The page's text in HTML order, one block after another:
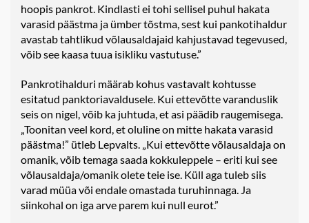
hoopis pankrot. Kindlasti ei tohi sellisel puhul hakata
varasid päästma ja ümber tõstma, sest kui pankotihaldur
avastab tahtlikud võlausaldajaid kahjustavad tegevused,
võib see kaasa tuua isikliku vastutuse.”
Pankrotihalduri määrab kohus vastavalt kohtusse
esitatud panktoriavaldusele. Kui ettevõtte varanduslik
seis on nigel, võib ka juhtuda, et asi päädib raugemisega.
„Toonitan veel kord, et oluline on mitte hakata varasid
päästma!” ütleb Lepvalts. „Kui ettevõtte võlausaldaja on
omanik, võib temaga saada kokkuleppele – eriti kui see
võlausaldaja/omanik olete teie ise. Küll aga tuleb siis
varad müüa või endale omastada turuhinnaga. Ja
siinkohal on iga arve parem kui null eurot.”